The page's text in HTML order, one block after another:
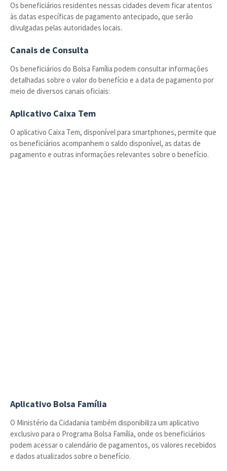
Os beneficiários residentes nessas cidades devem ficar atentos
às datas específicas de pagamento antecipado, que serão
divulgadas pelas autoridades locais.
Canais de Consulta
Os beneficiários do Bolsa Família podem consultar informações
detalhadas sobre o valor do benefício e a data de pagamento por
meio de diversos canais oficiais:
Aplicativo Caixa Tem
O aplicativo Caixa Tem, disponível para smartphones, permite que
os beneficiários acompanhem o saldo disponível, as datas de
pagamento e outras informações relevantes sobre o benefício.
Aplicativo Bolsa Família
O Ministério da Cidadania também disponibiliza um aplicativo
exclusivo para o Programa Bolsa Família, onde os beneficiários
podem acessar o calendário de pagamentos, os valores recebidos
e dados atualizados sobre o benefício.